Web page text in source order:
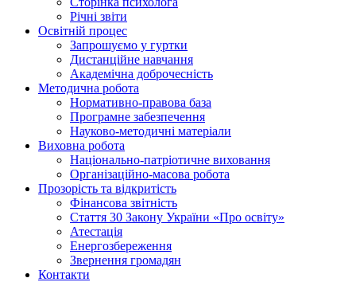
Річні звіти
Освітній процес
Запрошуємо у гуртки
Дистанційне навчання
Академічна доброчесність
Методична робота
Нормативно-правова база
Програмне забезпечення
Науково-методичні матеріали
Виховна робота
Національно-патріотичне виховання
Організаційно-масова робота
Прозорість та відкритість
Фінансова звітність
Стаття 30 Закону України «Про освіту»
Атестація
Енергозбереження
Звернення громадян
Контакти